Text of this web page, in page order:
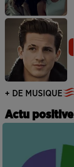
+ DE MUSIQUE
Actu positive